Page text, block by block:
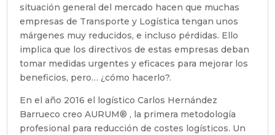
situación general del mercado hacen que muchas
empresas de Transporte y Logística tengan unos
márgenes muy reducidos, e incluso pérdidas. Ello
implica que los directivos de estas empresas deban
tomar medidas urgentes y eficaces para mejorar los
beneficios, pero… ¿cómo hacerlo?.
En el año 2016 el logístico Carlos Hernández
Barrueco creo AURUM® , la primera metodología
profesional para reducción de costes logísticos. Un